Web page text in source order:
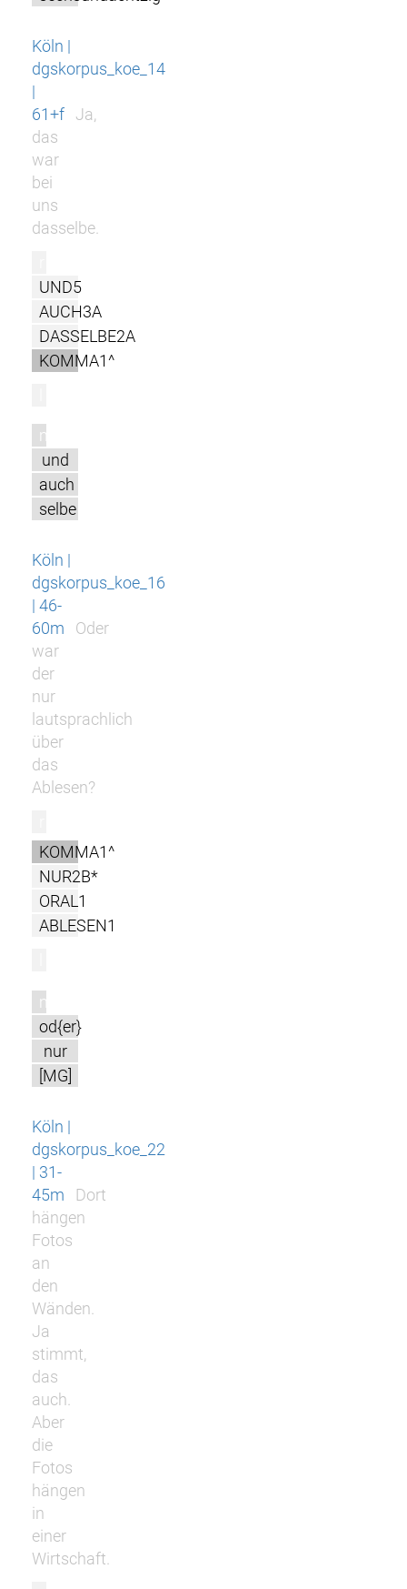
Köln |
dgskorpus_koe_14
|
61+f
Ja,
das
war
bei
uns
dasselbe.
UND5
AUCH3A
DASSELBE2A
KOMMA1^
m
und
auch
selbe
Köln |
dgskorpus_koe_16
| 46-
60m
Oder
war
der
nur
lautsprachlich
über
das
Ablesen?
KOMMA1^
NUR2B*
ORAL1
ABLESEN1
m
od{er}
nur
[MG]
Köln |
dgskorpus_koe_22
| 31-
45m
Dort
hängen
Fotos
an
den
Wänden.
Ja
stimmt,
das
auch.
Aber
die
Fotos
hängen
in
einer
Wirtschaft.